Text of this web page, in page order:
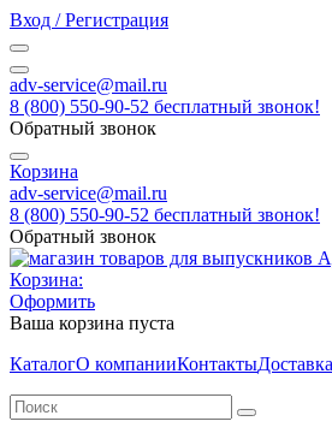
Вход / Регистрация
adv-service@mail.ru
8 (800) 550-90-52 бесплатный звонок!
Обратный звонок
Корзина
adv-service@mail.ru
8 (800) 550-90-52 бесплатный звонок!
Обратный звонок
Корзина:
Оформить
Ваша корзина пуста
КаталогО компанииКонтактыДоставка